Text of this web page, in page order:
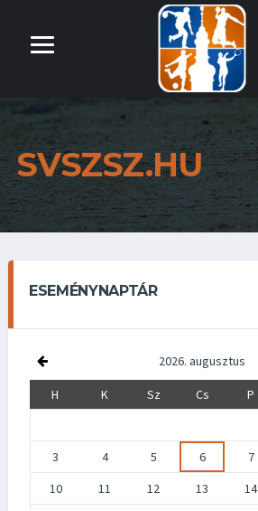
SVSZSZ.HU
ESEMÉNYNAPTÁR
2026. augusztus
H K Sz Cs P
3
4 5 6 7
10
11 12 13 14